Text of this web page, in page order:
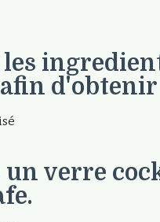
d'obtenir
verre